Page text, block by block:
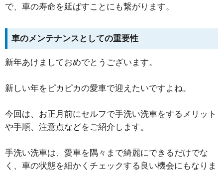
で、車の寿命を延ばすことにも繋がります。
車のメンテナンスとしての重要性
新年あけましておめでとうございます。
新しい年をピカピカの愛車で迎えたいですよね。
今回は、お正月前にセルフで手洗い洗車をするメリット
や手順、注意点などをご紹介します。
手洗い洗車は、愛車を隅々まで綺麗にできるだけでな
く、車の状態を細かくチェックする良い機会にもなりま